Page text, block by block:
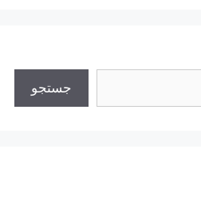
جستجو